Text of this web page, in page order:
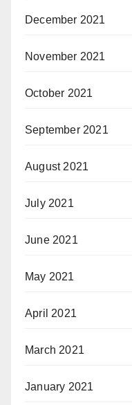
December 2021
November 2021
October 2021
September 2021
August 2021
July 2021
June 2021
May 2021
April 2021
March 2021
January 2021